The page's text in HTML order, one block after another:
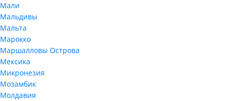
Мали
Мальдивы
Мальта
Марокко
Маршалловы Острова
Мексика
Микронезия
Мозамбик
Молдавия